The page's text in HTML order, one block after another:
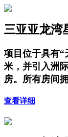
三亚亚龙湾
项目位于具有“
米，并引入洲
房。所有房间
查看详细